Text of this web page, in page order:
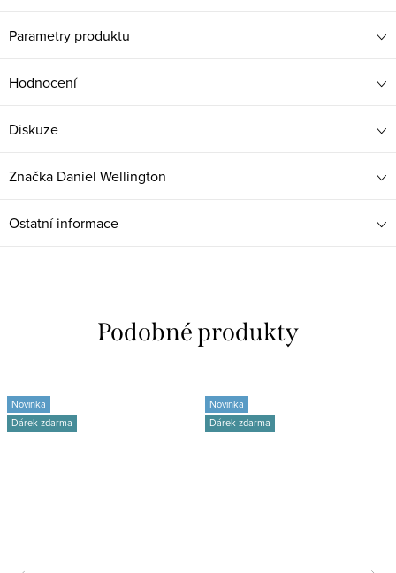
Parametry produktu
Hodnocení
Diskuze
Značka Daniel Wellington
Ostatní informace
Novinka
Dárek zdarma
Novinka
Dárek zdarma